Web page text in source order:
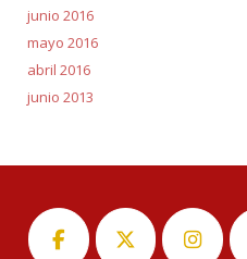
junio 2016
mayo 2016
abril 2016
junio 2013